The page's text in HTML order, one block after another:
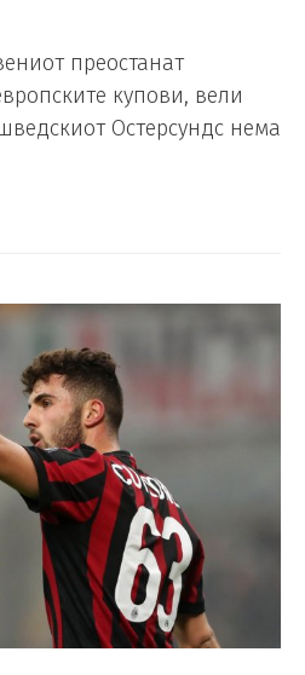
преостанат
купови, вели
Остерсундс нема